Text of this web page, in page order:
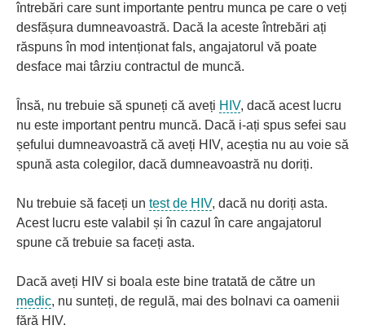
întrebări care sunt importante pentru munca pe care o veți
desfășura dumneavoastră. Dacă la aceste întrebări ați
răspuns în mod intenționat fals, angajatorul vă poate
desface mai târziu contractul de muncă.
Însă, nu trebuie să spuneți că aveți HIV, dacă acest lucru
nu este important pentru muncă. Dacă i-ați spus sefei sau
șefului dumneavoastră că aveți HIV, aceștia nu au voie să
spună asta colegilor, dacă dumneavoastră nu doriți.
Nu trebuie să faceți un test de HIV, dacă nu doriți asta.
Acest lucru este valabil și în cazul în care angajatorul
spune că trebuie sa faceți asta.
Dacă aveți HIV si boala este bine tratată de către un
medic, nu sunteți, de regulă, mai des bolnavi ca oamenii
fără HIV.